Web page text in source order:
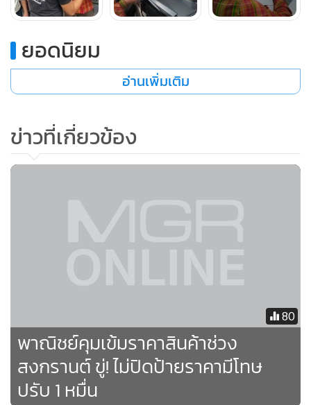
มาก
อย่างไรก็ตาม ผู้สื่อข่าวได้สอบถามเรื่องที่ถูกพ่วงไปเปรียบเทียบ
กับเรื่อง “ทิดกาโตะ” นายสมปองได้ปฏิเสธที่จะให้สัมภาษณ์ใน
เรื่องนี้
ยอดนิยม
อ่านเพิ่มเติม
ข่าวที่เกี่ยวข้อง
80
พาณิชย์คุมเข้มราคาสินค้าช่วง
สงกรานต์ ขู่! ไม่ปิดป้ายราคามีโทษ
ปรับ 1 หมื่น